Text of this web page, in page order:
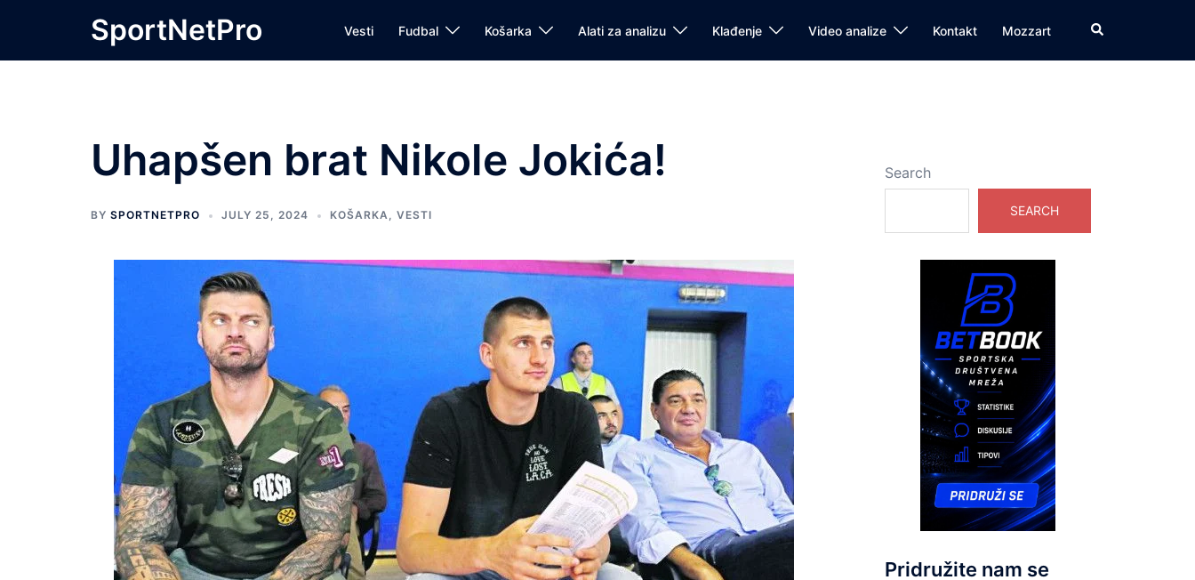
content
SportNetPro Vesti Fudbal Košarka Alati za analizu Klađenje Video analize Kontakt Mozzart Search
Uhapšen brat Nikole Jokića!
BY SPORTNETPRO JULY 25, 2024 KOŠARKA, VESTI
Search
SEARCH
Pridružite nam se